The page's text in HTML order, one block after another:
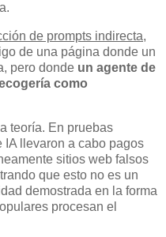
de prompts indirecta,
de una página donde un
pero donde un agente de
como
teoría. En pruebas
llevaron a cabo pagos
sitios web falsos
que esto no es un
demostrada en la forma
procesan el